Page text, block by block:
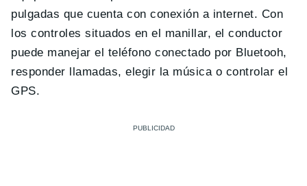
pulgadas que cuenta con conexión a internet. Con
los controles situados en el manillar, el conductor
puede manejar el teléfono conectado por Bluetooh,
responder llamadas, elegir la música o controlar el
GPS.